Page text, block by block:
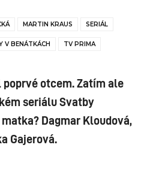
MARTIN KRAUS SERIÁL
V BENÁTKÁCH TV PRIMA
otcem. Zatím ale
seriálu Svatby
Dagmar Kloudová,
Gajerová.